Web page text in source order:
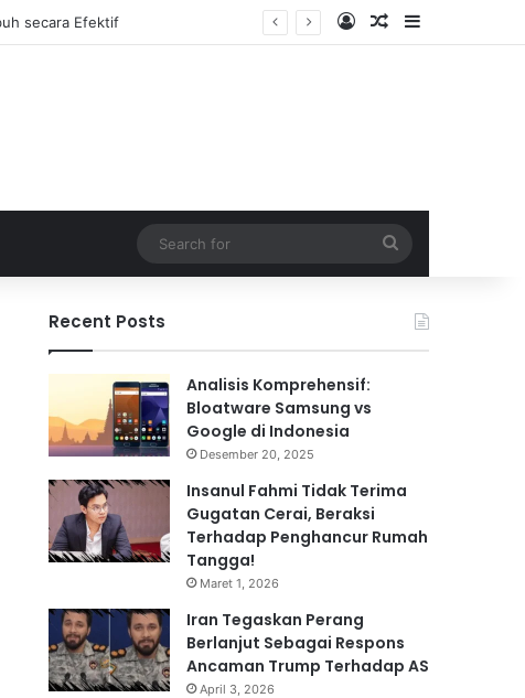
Log InRandom Article
Sidebar
for
Recent Posts
Analisis Komprehensif:
Bloatware Samsung vs
Google di Indonesia
Desember 20, 2025
Insanul Fahmi Tidak Terima
Gugatan Cerai, Beraksi
Terhadap Penghancur Rumah
Tangga!
Maret 1, 2026
Iran Tegaskan Perang
Berlanjut Sebagai Respons
Ancaman Trump Terhadap AS
April 3, 2026